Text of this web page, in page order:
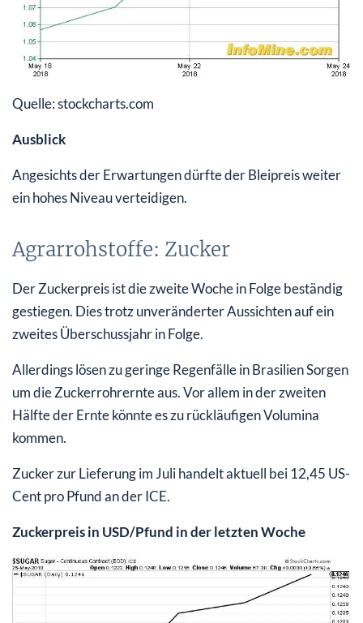
Quelle: stockcharts.com
Ausblick
Angesichts der Erwartungen dürfte der Bleipreis weiter
ein hohes Niveau verteidigen.
Agrarrohstoffe: Zucker
Der Zuckerpreis ist die zweite Woche in Folge beständig
gestiegen. Dies trotz unveränderter Aussichten auf ein
zweites Überschussjahr in Folge.
Allerdings lösen zu geringe Regenfälle in Brasilien Sorgen
um die Zuckerrohrernte aus. Vor allem in der zweiten
Hälfte der Ernte könnte es zu rückläufigen Volumina
kommen.
Zucker zur Lieferung im Juli handelt aktuell bei 12,45 US-
Cent pro Pfund an der ICE.
Zuckerpreis in USD/Pfund in der letzten Woche